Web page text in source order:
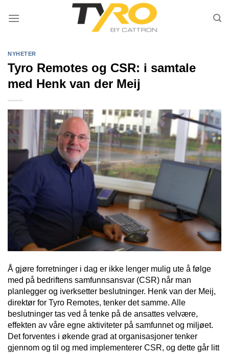
NYHETER
Tyro Remotes og CSR: i samtale
med Henk van der Meij
Å gjøre forretninger i dag er ikke lenger mulig ute å følge
med på bedriftens samfunnsansvar (CSR) når man
planlegger og iverksetter beslutninger. Henk van der Meij,
direktør for Tyro Remotes, tenker det samme. Alle
beslutninger tas ved å tenke på de ansattes velvære,
effekten av våre egne aktiviteter på samfunnet og miljøet.
Det forventes i økende grad at organisasjoner tenker
gjennom og til og med implementerer CSR, og dette går litt